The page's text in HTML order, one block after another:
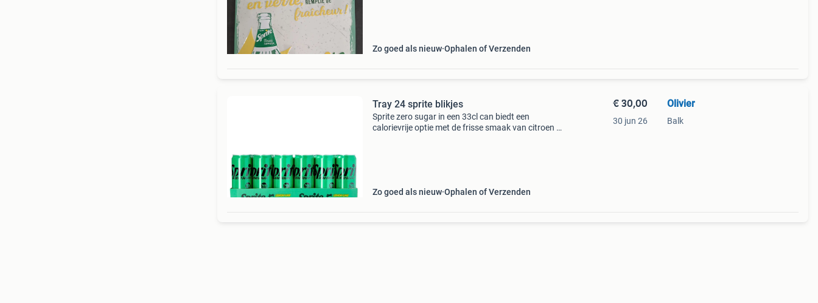
Zo goed als nieuw Ophalen of Verzenden
Tray 24 sprite blikjes
Sprite zero sugar in een 33cl can biedt een
calorievrije optie met de frisse smaak van citroen en
Zo goed als nieuw Ophalen of Verzenden
€ 30,00
30 jun 26
Olivier
Balk